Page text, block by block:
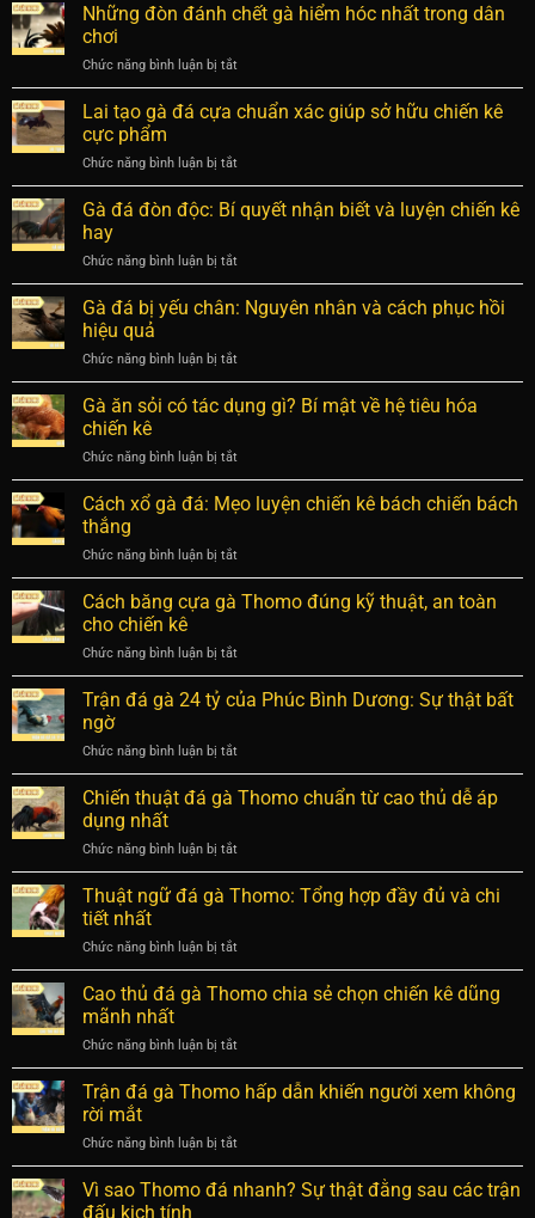
thế
định
về
xử
ăn
Bí
quyết
dinh
chiến
kê
bền
Những đòn đánh chết gà hiểm hóc nhất trong dân
chơi
Chức năng bình luận bị tắtở
Những
đòn
gà
hiểm
hóc
dân
chơi
Lai tạo gà đá cựa chuẩn xác giúp sở hữu chiến kê
cực phẩm
Chức năng bình luận bị tắtở
Lai
tạo
gà
cựa
chuẩn
xác
hữu
chiến
kê
Gà đá đòn độc: Bí quyết nhận biết và luyện chiến kê
hay
Chức năng bình luận bị tắtở
Gà
đá
đòn
Bí
quyết
nhận
luyện
chiến
kê
Gà đá bị yếu chân: Nguyên nhân và cách phục hồi
hiệu quả
Chức năng bình luận bị tắtở
Gà
đá
bị
chân:
Nguyên
nhân
phục
hồi
hiệu
Gà ăn sỏi có tác dụng gì? Bí mật về hệ tiêu hóa
chiến kê
Chức năng bình luận bị tắtở
Gà
ăn
sỏi
tác
dụng
gì?
về
hệ
tiêu
Cách xổ gà đá: Mẹo luyện chiến kê bách chiến bách
thắng
Chức năng bình luận bị tắtở
Cách
xổ
Mẹo
luyện
chiến
chiến
bách
thắng
Cách băng cựa gà Thomo đúng kỹ thuật, an toàn
cho chiến kê
Chức năng bình luận bị tắtở
Cách
băng
Thomo
đúng
kỹ
toàn
cho
chiến
Trận đá gà 24 tỷ của Phúc Bình Dương: Sự thật bất
ngờ
Chức năng bình luận bị tắtở
Trận
đá
tỷ
của
Phúc
Sự
thật
bất
Chiến thuật đá gà Thomo chuẩn từ cao thủ dễ áp
dụng nhất
Chức năng bình luận bị tắtở
Chiến
thuật
Thomo
chuẩn
từ
dễ
áp
dụng
Thuật ngữ đá gà Thomo: Tổng hợp đầy đủ và chi
tiết nhất
Chức năng bình luận bị tắtở
Thuật
ngữ
Thomo:
Tổng
hợp
và
chi
tiết
Cao thủ đá gà Thomo chia sẻ chọn chiến kê dũng
mãnh nhất
Chức năng bình luận bị tắtở
Cao
thủ
Thomo
chia
sẻ
Trận đá gà Thomo hấp dẫn khiến người xem không
rời mắt
Chức năng bình luận bị tắtở
Trận
đá
Vì sao Thomo đá nhanh? Sự thật đằng sau các trận
đấu kịch tính